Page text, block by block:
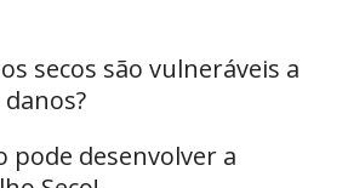
secos são vulneráveis a
pode desenvolver a